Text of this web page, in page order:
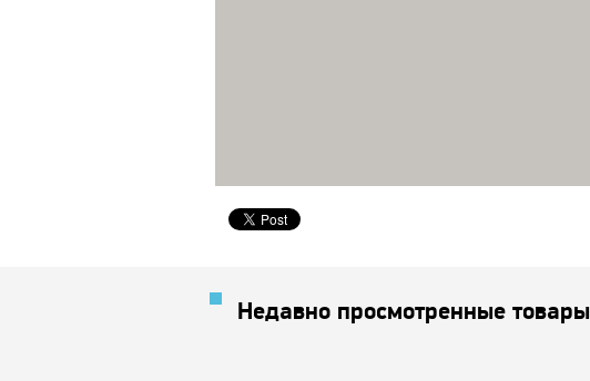
Недавно просмотренные товары